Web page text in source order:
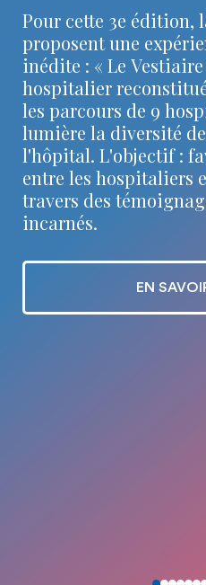
Pour cette 3e édition,
proposent une
inédite : « Le
hospitalier
les parcours de 9
lumière la diversité
l'hôpital. L'objectif :
entre les hospitaliers
travers des
incarnés.
EN